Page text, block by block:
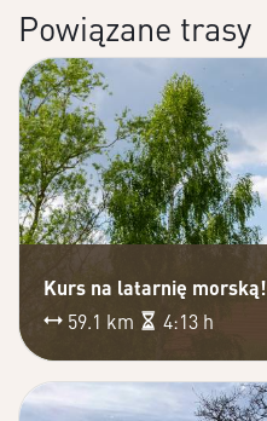
Powiązane trasy
Kurs na latarnię morską!
59.1 km
4:13 h